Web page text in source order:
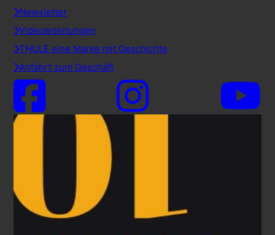
Newsletter
Videoanleitungen
THULE eine Marke mit Geschichte
Anfahrt zum Geschäft